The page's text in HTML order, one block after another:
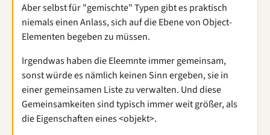
Aber selbst für "gemischte" Typen gibt es praktisch
niemals einen Anlass, sich auf die Ebene von Object-
Elementen begeben zu müssen.
Irgendwas haben die Eleemnte immer gemeinsam,
sonst würde es nämlich keinen Sinn ergeben, sie in
einer gemeinsamen Liste zu verwalten. Und diese
Gemeinsamkeiten sind typisch immer weit größer, als
die Eigenschaften eines <objekt>.